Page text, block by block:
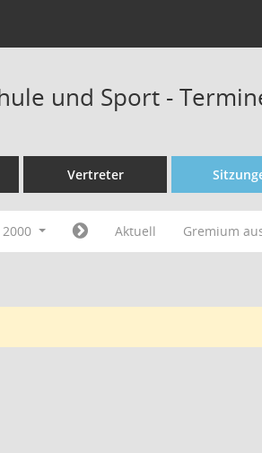
und Sport -
Vertreter
2000 Aktuell Gremium